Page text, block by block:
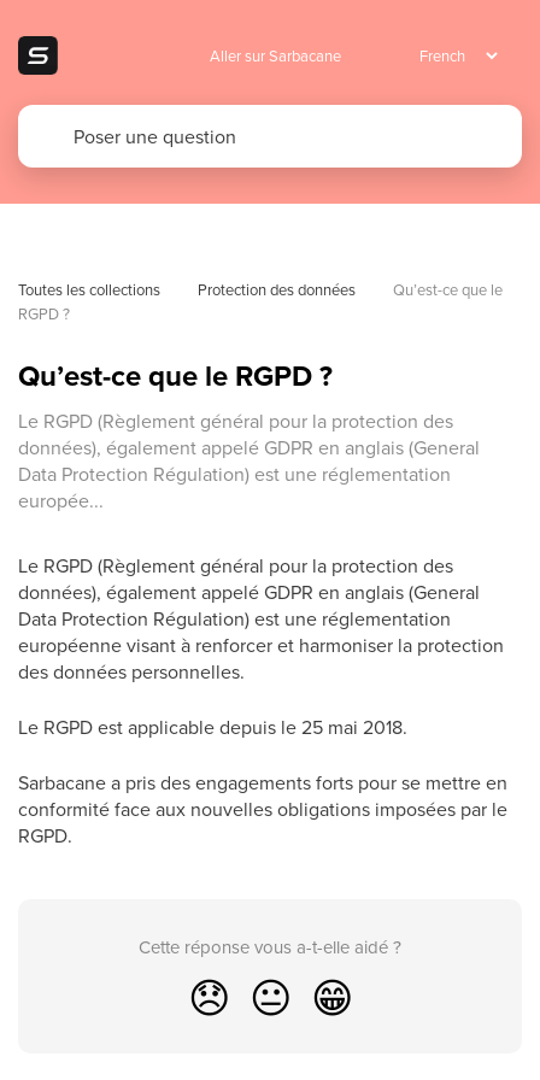
Aller sur Sarbacane
Toutes les collections Protection des données
Qu’est-ce que le
RGPD ?
Qu’est-ce que le RGPD ?
Le RGPD (Règlement général pour la protection des
données), également appelé GDPR en anglais (General
Data Protection Régulation) est une réglementation
europée...
Le RGPD (Règlement général pour la protection des
données), également appelé GDPR en anglais (General
Data Protection Régulation) est une réglementation
européenne visant à renforcer et harmoniser la protection
des données personnelles.
Le RGPD est applicable depuis le 25 mai 2018.
Sarbacane a pris des engagements forts pour se mettre en
conformité face aux nouvelles obligations imposées par le
RGPD.
Cette réponse vous a-t-elle aidé ?
😞 😐 😁